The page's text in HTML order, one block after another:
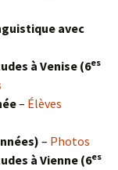
avec
à Venise (6es
– Élèves
– Photos
à Vienne (6es